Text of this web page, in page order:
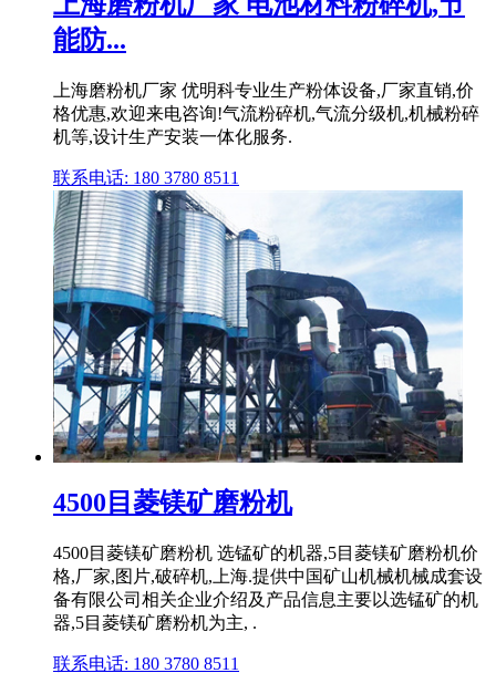
能防...
上海磨粉机厂家 优明科专业生产粉体设备,厂家直销,价
格优惠,欢迎来电咨询!气流粉碎机,气流分级机,机械粉碎
机等,设计生产安装一体化服务.
联系电话: 180 3780 8511
4500目菱镁矿磨粉机
4500目菱镁矿磨粉机 选锰矿的机器,5目菱镁矿磨粉机价
格,厂家,图片,破碎机,上海.提供中国矿山机械机械成套设
备有限公司相关企业介绍及产品信息主要以选锰矿的机
器,5目菱镁矿磨粉机为主, .
联系电话: 180 3780 8511